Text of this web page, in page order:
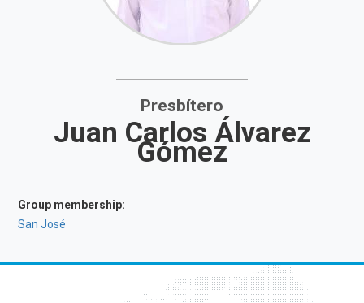
Presbítero
Juan Carlos Álvarez
Gómez
Group membership:
San José